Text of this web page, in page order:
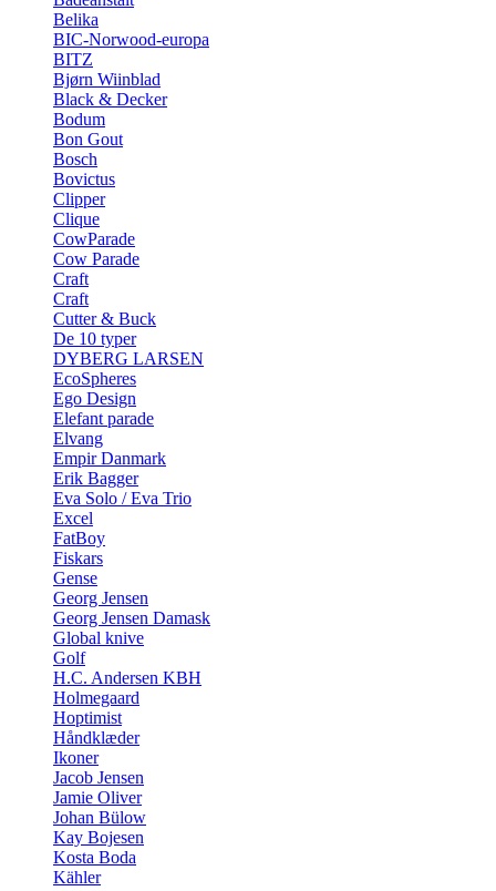
Belika
BIC-Norwood-europa
BITZ
Bjørn Wiinblad
Black & Decker
Bodum
Bon Gout
Bosch
Bovictus
Clipper
Clique
CowParade
Cow Parade
Craft
Craft
Cutter & Buck
De 10 typer
DYBERG LARSEN
EcoSpheres
Ego Design
Elefant parade
Elvang
Empir Danmark
Erik Bagger
Eva Solo / Eva Trio
Excel
FatBoy
Fiskars
Gense
Georg Jensen
Georg Jensen Damask
Global knive
Golf
H.C. Andersen KBH
Holmegaard
Hoptimist
Håndklæder
Ikoner
Jacob Jensen
Jamie Oliver
Johan Bülow
Kay Bojesen
Kosta Boda
Kähler